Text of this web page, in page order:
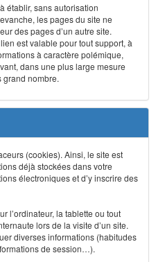
établir, sans autorisation
les pages du site ne
des pages d’un autre site.
est valable pour tout support, à
à caractère polémique,
dans une plus large mesure
grand nombre.
(cookies). Ainsi, le site est
déjà stockées dans votre
électroniques et d’y inscrire des
l’ordinateur, la tablette ou tout
lors de la visite d’un site.
diverses informations (habitudes
de session…).